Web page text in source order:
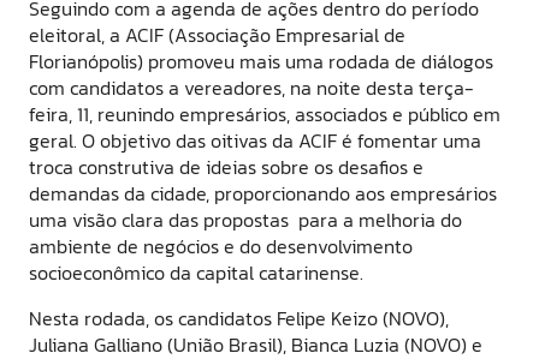
Seguindo com a agenda de ações dentro do período
eleitoral, a ACIF (Associação Empresarial de
Florianópolis) promoveu mais uma rodada de diálogos
com candidatos a vereadores, na noite desta terça-
feira, 11, reunindo empresários, associados e público em
geral. O objetivo das oitivas da ACIF é fomentar uma
troca construtiva de ideias sobre os desafios e
demandas da cidade, proporcionando aos empresários
uma visão clara das propostas para a melhoria do
ambiente de negócios e do desenvolvimento
socioeconômico da capital catarinense.
Nesta rodada, os candidatos Felipe Keizo (NOVO),
Juliana Galliano (União Brasil), Bianca Luzia (NOVO) e